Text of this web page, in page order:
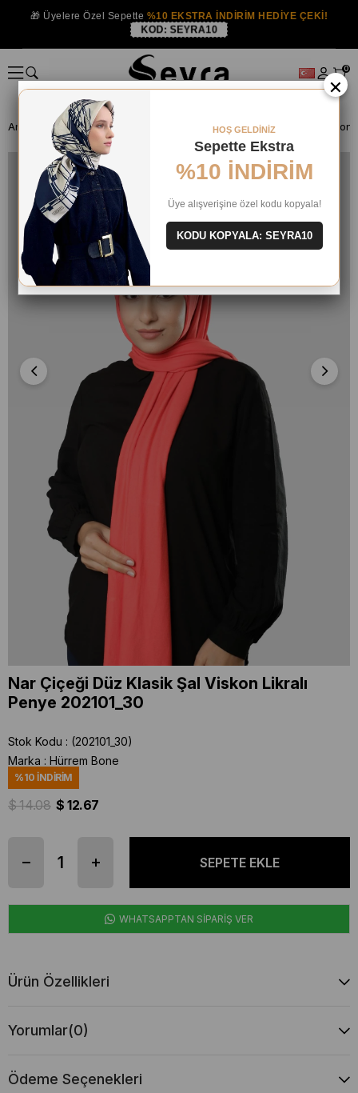
🎁 Üyelere Özel Sepette %10 EKSTRA İNDİRİM HEDİYE ÇEKİ!
KOD: SEYRA10
0
Anasayfa HAZIR BONE ŞAL
Nar Çiçeği Düz Klasik Şal Viskon Likralı
Penye 202101_30
Stok Kodu
(202101_30)
Marka : Hürrem Bone
%10 İNDIRIM
$ 14.08 $ 12.67
WHATSAPPTAN SİPARİŞ VER
Ürün Özellikleri
Yorumlar(0)
Ödeme Seçenekleri
×
HOŞ GELDİNİZ
Sepette Ekstra
%10 İNDİRİM
Üye alışverişine özel kodu kopyala!
KODU KOPYALA: SEYRA10